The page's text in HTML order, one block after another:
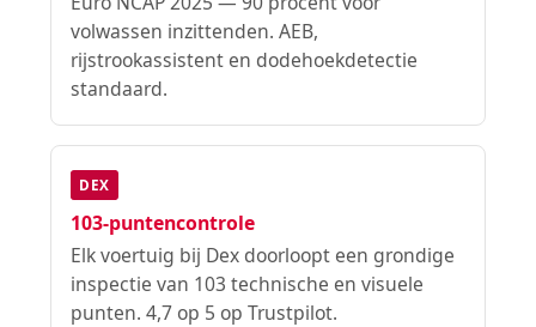
volwassen inzittenden. AEB,
rijstrookassistent en dodehoekdetectie
standaard.
DEX
103-puntencontrole
Elk voertuig bij Dex doorloopt een grondige
inspectie van 103 technische en visuele
punten. 4,7 op 5 op Trustpilot.